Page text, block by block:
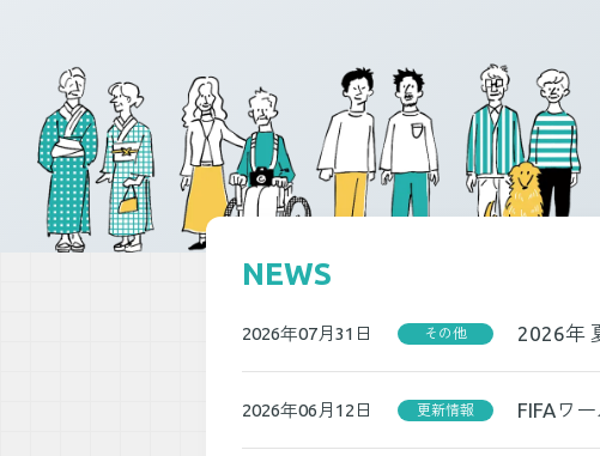
NEWS
2026年07月31日 その他 2026年
2026年06月12日 更新情報 FIFAワ